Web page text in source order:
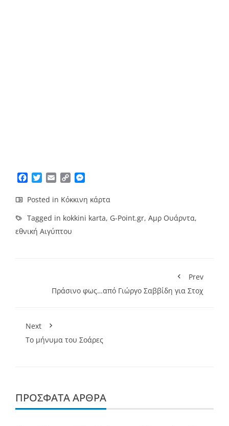
Facebook
TwitterEmailCopy
Posted in Κόκκινη κάρτα
Tagged in kokkini karta, G-Point.gr, Αμρ Ουάρντα,
εθνική Αιγύπτου
Prev
Πράσινο φως…από Γιώργο Σαββίδη για Στοχ
Next
Το μήνυμα του Σοάρες
ΠΡΌΣΦΑΤΑ ΆΡΘΡΑ